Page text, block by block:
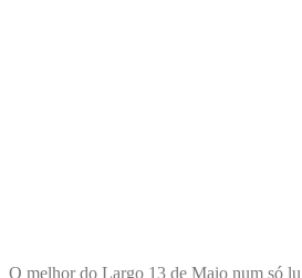
O melhor do Largo 13 de Maio num só